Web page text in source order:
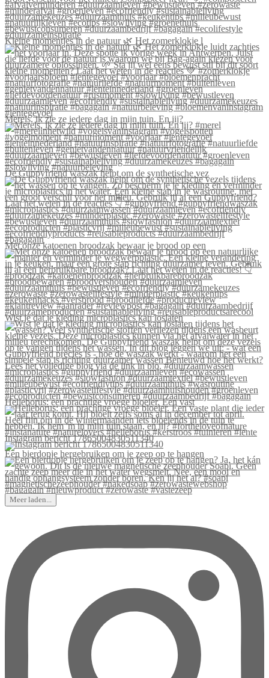
Kleine momentjes in de natuur 🌿 Het zomerklokje l
Merels, ik zie ze iedere dag in mijn tuin. En jij?
De Guppyfriend waszak helpt om de synthetische vez
Met onze katoenen broodzak bewaar je brood op een
Wist je dat je kleding microplastics kan loslaten
Helleborus: een prachtige vroege bloeier. Een vast
Instagram bericht 17865004830511340
Een bierdopje hergebruiken om je zeep op te hangen
Meer laden...